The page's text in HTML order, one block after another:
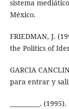
sistema
México.
FRIEDMAN, J.
the Politics of
GARCIA
para entrar y
__________.